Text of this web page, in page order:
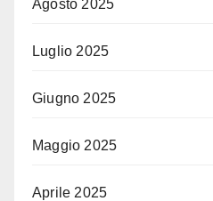
Agosto 2025
Luglio 2025
Giugno 2025
Maggio 2025
Aprile 2025